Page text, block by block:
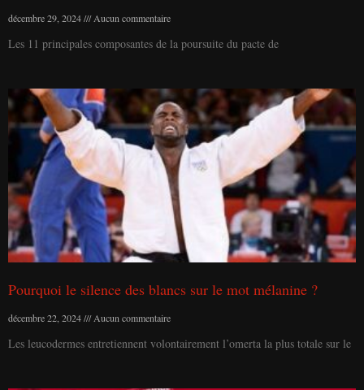
décembre 29, 2024 Aucun commentaire
Les 11 principales composantes de la poursuite du pacte de
Pourquoi le silence des blancs sur le mot mélanine ?
décembre 22, 2024 Aucun commentaire
Les leucodermes entretiennent volontairement l’omerta la plus totale sur le